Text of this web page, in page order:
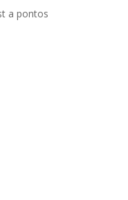
a pontos